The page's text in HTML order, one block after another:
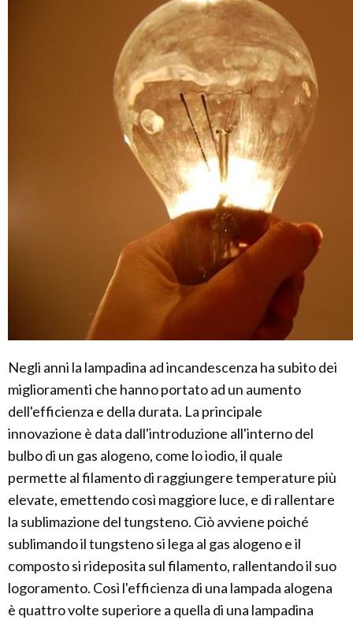
Negli anni la lampadina ad incandescenza ha subito dei
miglioramenti che hanno portato ad un aumento
dell'efficienza e della durata. La principale
innovazione è data dall'introduzione all'interno del
bulbo di un gas alogeno, come lo iodio, il quale
permette al filamento di raggiungere temperature più
elevate, emettendo così maggiore luce, e di rallentare
la sublimazione del tungsteno. Ciò avviene poiché
sublimando il tungsteno si lega al gas alogeno e il
composto si rideposita sul filamento, rallentando il suo
logoramento. Così l'efficienza di una lampada alogena
è quattro volte superiore a quella di una lampadina